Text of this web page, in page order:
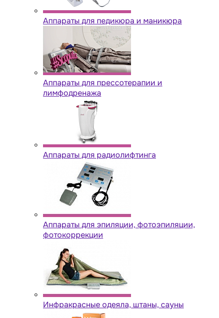
Аппараты для педикюра и маникюра
Аппараты для прессотерапии и
лимфодренажа
Аппараты для радиолифтинга
Аппараты для эпиляции, фотоэпиляции,
фотокоррекции
Инфракрасные одеяла, штаны, сауны